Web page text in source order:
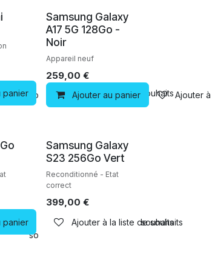
de souhaits
panier Ajouter à la liste de souhaits
Neuf
Samsung Galaxy
A17 5G 128Go -
Noir
Appareil neuf
259,00 €
Ajouter au panier Ajouter
de souhaits
panier Ajouter à la liste de souhaits
Reconditionné
Samsung Galaxy
S23 256Go Vert
Reconditionné - Etat
correct
399,00 €
Ajouter à la liste de souhaits